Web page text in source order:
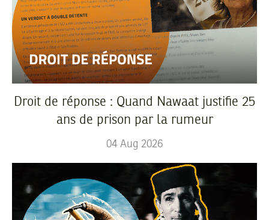
Droit de réponse : Quand Nawaat justifie 25
ans de prison par la rumeur
04 Aug 2026